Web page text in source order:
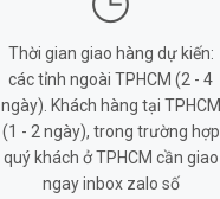
Thời gian giao hàng dự kiến:
các tỉnh ngoài TPHCM (2 - 4
ngày). Khách hàng tại TPHCM
(1 - 2 ngày), trong trường hợp
quý khách ở TPHCM cần giao
ngay inbox zalo số